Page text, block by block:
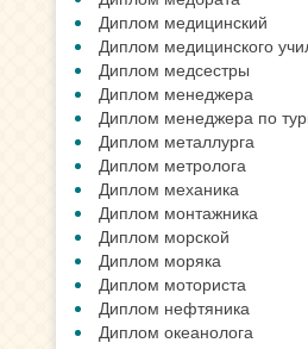
Диплом медицинский
Диплом медицинского
Диплом медсестры
Диплом менеджера
Диплом менеджера по
Диплом металлурга
Диплом метролога
Диплом механика
Диплом монтажника
Диплом морской
Диплом моряка
Диплом моториста
Диплом нефтяника
Диплом океанолога